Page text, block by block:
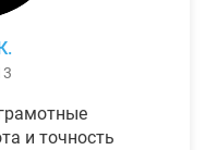
и точность